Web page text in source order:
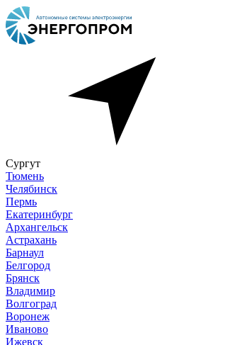
Сургут
Тюмень
Челябинск
Пермь
Екатеринбург
Архангельск
Астрахань
Барнаул
Белгород
Брянск
Владимир
Волгоград
Воронеж
Иваново
Ижевск